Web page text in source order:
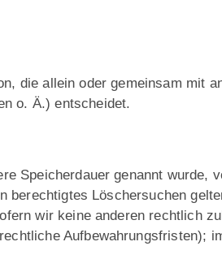
die allein oder gemeinsam mit
o. Ä.) entscheidet.
Speicherdauer genannt wurde,
Löschersuchen
wir keine anderen rechtlich
Aufbewahrungsfristen);